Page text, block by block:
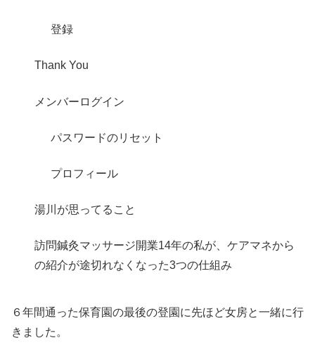
登録
Thank You
メンバーログイン
パスワードのリセット
プロフィール
湯川が思ってること
訪問鍼灸マッサージ開業14年の私が、ケアマネから
の紹介が途切れなくなった3つの仕組み
６年間通った保育園の最後の登園に先ほど女房と一緒に行
きました。